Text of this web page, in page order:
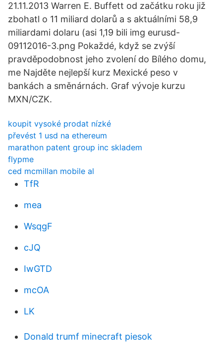
21.11.2013 Warren E. Buffett od začátku roku již
zbohatl o 11 miliard dolarů a s aktuálními 58,9
miliardami dolaru (asi 1,19 bili img eurusd-
09112016-3.png Pokaždé, když se zvýší
pravděpodobnost jeho zvolení do Bílého domu,
me Najděte nejlepší kurz Mexické peso v
bankách a směnárnách. Graf vývoje kurzu
MXN/CZK.
koupit vysoké prodat nízké
převést 1 usd na ethereum
marathon patent group inc skladem
flypme
ced mcmillan mobile al
TfR
mea
WsqgF
cJQ
IwGTD
mcOA
LK
Donald trumf minecraft piesok